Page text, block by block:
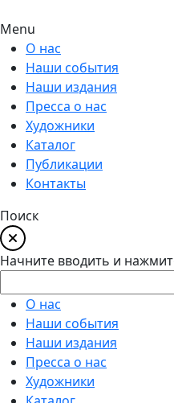
Menu
О нас
Наши события
Наши издания
Пресса о нас
Художники
Каталог
Публикации
Контакты
Поиск
Начните вводить и
О нас
Наши события
Наши издания
Пресса о нас
Художники